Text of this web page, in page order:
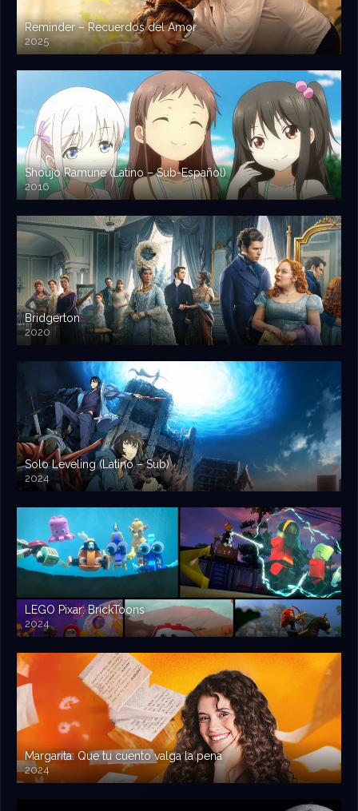
Reminder – Recuerdos del Amor
2025
Shoujo Ramune (Latino – Sub-Español)
2016
Bridgerton
2020
Solo Leveling (Latino – Sub)
2024
LEGO Pixar: BrickToons
2024
Margarita: Que tu cuento valga la pena
2024